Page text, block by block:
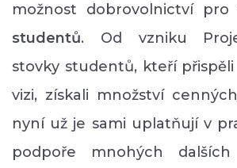
možnost dobrovolnictví pro
studentů. Od vzniku
stovky studentů, kteří
vizi, získali množství
nyní už je sami uplatňují v
podpoře mnohých